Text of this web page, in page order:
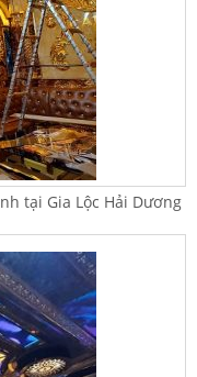
tại Gia Lộc Hải Dương